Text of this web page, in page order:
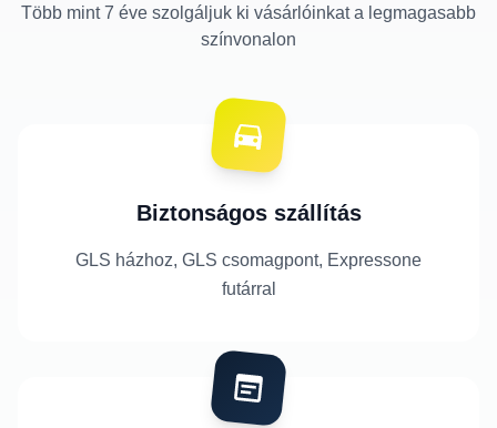
Több mint 7 éve szolgáljuk ki vásárlóinkat a legmagasabb
színvonalon
Biztonságos szállítás
GLS házhoz, GLS csomagpont, Expressone
futárral